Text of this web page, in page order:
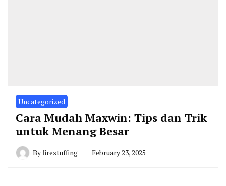
Uncategorized
Cara Mudah Maxwin: Tips dan Trik
untuk Menang Besar
Byfirestuffing February 23, 2025